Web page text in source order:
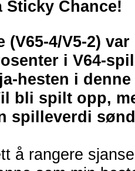
Chance!
(V65-4/V5-2)
i V64-
hesten i denne
bli spilt opp,
spilleverdi
å rangere